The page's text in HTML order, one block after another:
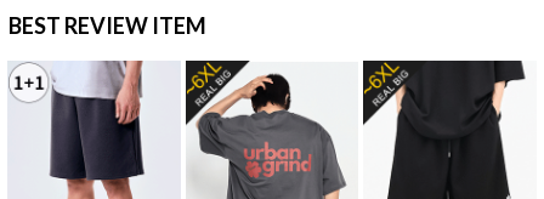
BEST REVIEW ITEM